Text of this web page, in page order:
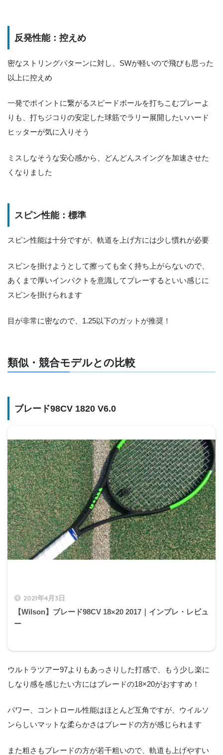
反発性能：控えめ
密なストリングパターンに対し、SWが軽いので飛びも思った
以上に控えめ
一発でポイントに繋がるスピードボールを打ちこむプレーよ
りも、打ちジコりの安定した球筋でラリー展開したいハード
ヒッターが気に入りそう
ミスしなそうな安心感から、どんどんスイングを加速させた
くなりました
スピン性能：標準
スピン性能は十分ですが、軌道を上げ方には少し慣れが必要
スピンを掛けようとして擦っても全く持ち上がらないので、
あくまで厚いインパクトを意識してプレーするといい感じに
スピンを掛けられます
目が非常に密なので、1.25以下のガットが推奨！
類似・競合モデルとの比較
ブレード98CV 1820 V6.0
2021年4月3日
【Wilson】ブレード98CV 18×20 2017｜インプレ・レビュ
ー
ウルトラツアー97よりもあっさりした打感で、もう少し楽に
しなり感を感じたい方にはブレードの18×20がおすすめ！
パワー、コントロール性能はほとんど互角ですが、ウイルソ
ンらしいマットな柔らかさはブレードの方が感じられます
また粗さもブレードの方が若干粗いので、軌道も上げやすい